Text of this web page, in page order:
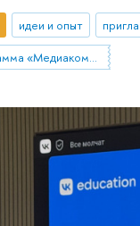
идеи и опыт
Бакалаврская программа «Медиакоммуникации»